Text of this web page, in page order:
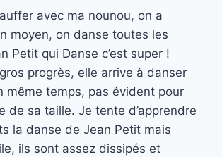
avec ma nounou, on a
moyen, on danse toutes les
Petit qui Danse c’est super !
progrès, elle arrive à danser
même temps, pas évident pour
de sa taille. Je tente d’apprendre
la danse de Jean Petit mais
ils sont assez dissipés et